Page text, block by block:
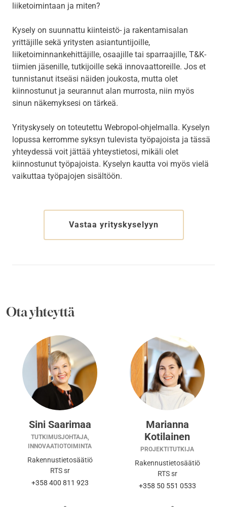
liiketoimintaan ja miten?
Kysely on suunnattu kiinteistö- ja rakentamisalan
yrittäjille sekä yritysten asiantuntijoille,
liiketoiminnankehittäjille, osaajille tai sparraajille, T&K-
tiimien jäsenille, tutkijoille sekä innovaattoreille. Jos et
tunnistanut itseäsi näiden joukosta, mutta olet
kiinnostunut ja seurannut alan murrosta, niin myös
sinun näkemyksesi on tärkeä.
Yrityskysely on toteutettu Webropol-ohjelmalla. Kyselyn
lopussa kerromme syksyn tulevista työpajoista ja tässä
yhteydessä voit jättää yhteystietosi, mikäli olet
kiinnostunut työpajoista. Kyselyn kautta voi myös vielä
vaikuttaa työpajojen sisältöön.
Vastaa yrityskyselyyn
Ota yhteyttä
Sini Saarimaa
TUTKIMUSJOHTAJA,
INNOVAATIOTOIMINTA
Rakennustietosäätiö
RTS sr
+358 400 811 923
Marianna
Kotilainen
PROJEKTITUTKIJA
Rakennustietosäätiö
RTS sr
+358 50 551 0533